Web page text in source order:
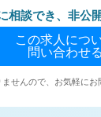
相談でき、 非公
この求人につ
問い合わせる
ませんので、お気軽にお